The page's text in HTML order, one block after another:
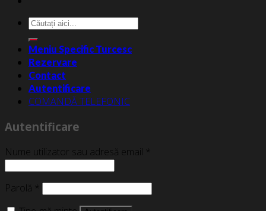
Caută
după:
Meniu Specific Turcesc
Rezervare
Contact
Autentificare
COMANDĂ TELEFONIC
Autentificare
Nume utilizator sau adresă email *
Parolă *